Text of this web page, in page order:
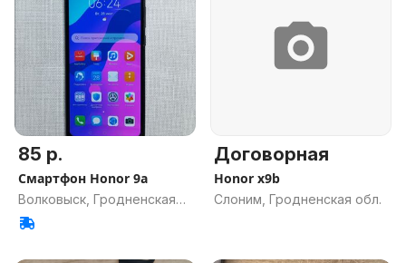
85 р.
Смартфон Honor 9a
Волковыск, Гродненская
обл.
Договорная
Honor x9b
Слоним, Гродненская обл.